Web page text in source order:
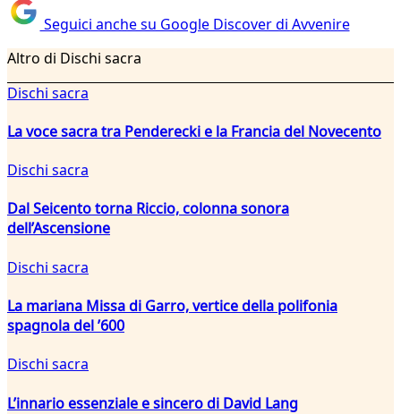
Seguici anche su Google Discover di Avvenire
Altro di Dischi sacra
Dischi sacra
La voce sacra tra Penderecki e la Francia del Novecento
Dischi sacra
Dal Seicento torna Riccio, colonna sonora
dell’Ascensione
Dischi sacra
La mariana Missa di Garro, vertice della polifonia
spagnola del ’600
Dischi sacra
L’innario essenziale e sincero di David Lang